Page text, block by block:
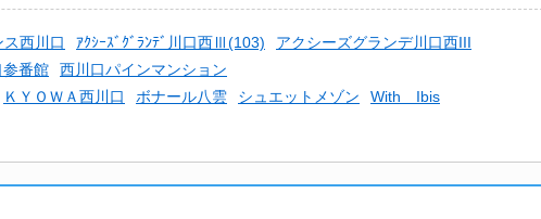
チ)
西川口 ｱｸｼｰｽﾞｸﾞﾗﾝﾃﾞ川口西Ⅲ(103)
アクシーズグランデ川口西III
参番館
西川口パインマンション
ＫＹＯＷＡ西川口 ボナール八雲 シュエットメゾン
With Ibis